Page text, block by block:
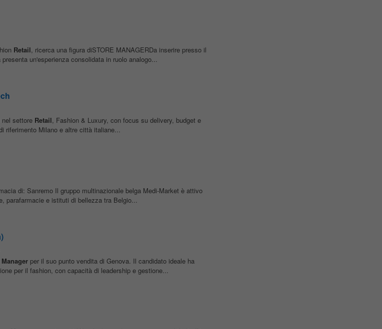
Retail, ricerca una figura diSTORE MANAGERDa inserire presso il
un'esperienza consolidata in ruolo analogo...
settore Retail, Fashion & Luxury, con focus su delivery, budget e
riferimento Milano e altre città italiane...
di: Sanremo Il gruppo multinazionale belga Medi-Market è attivo
parafarmacie e istituti di bellezza tra Belgio...
Managerper il suo punto vendita di Genova. Il candidato ideale ha
per il fashion, con capacità di leadership e gestione...